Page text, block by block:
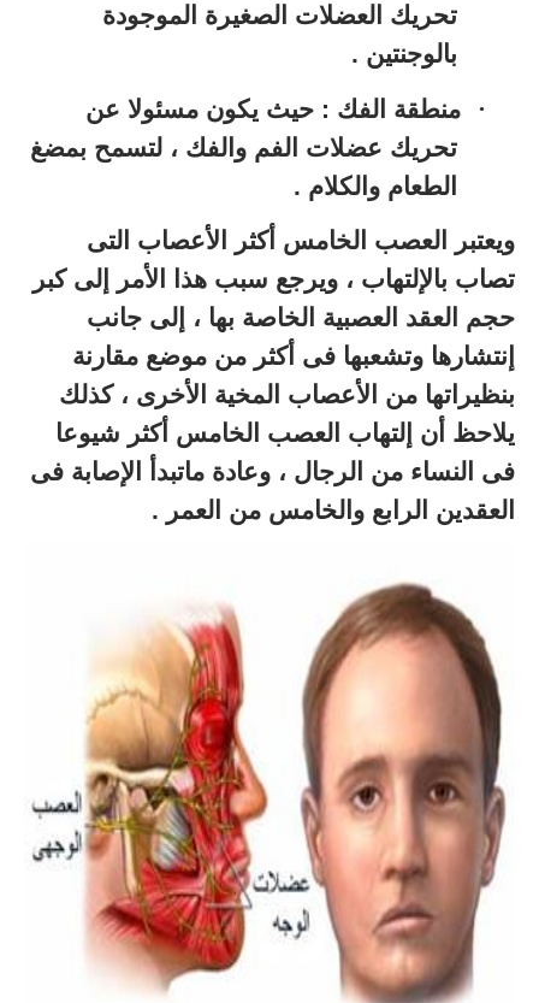
تحريك العضلات الصغيرة الموجودة
بالوجنتين .
·
منطقة الفك : حيث يكون مسئولا عن
تحريك عضلات الفم والفك ، لتسمح بمضغ
الطعام والكلام .
ويعتبر العصب الخامس أكثر الأعصاب التى
تصاب بالإلتهاب ، ويرجع سبب هذا الأمر إلى كبر
حجم العقد العصبية الخاصة بها ، إلى جانب
إنتشارها وتشعبها فى أكثر من موضع مقارنة
بنظيراتها من الأعصاب المخية الأخرى ، كذلك
يلاحظ أن إلتهاب العصب الخامس أكثر شيوعا
فى النساء من الرجال ، وعادة ماتبدأ الإصابة فى
العقدين الرابع والخامس من العمر .